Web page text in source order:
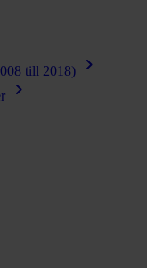
till 2018) chevron_right
chevron_right